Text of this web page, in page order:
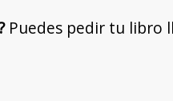
Puedes pedir tu libro